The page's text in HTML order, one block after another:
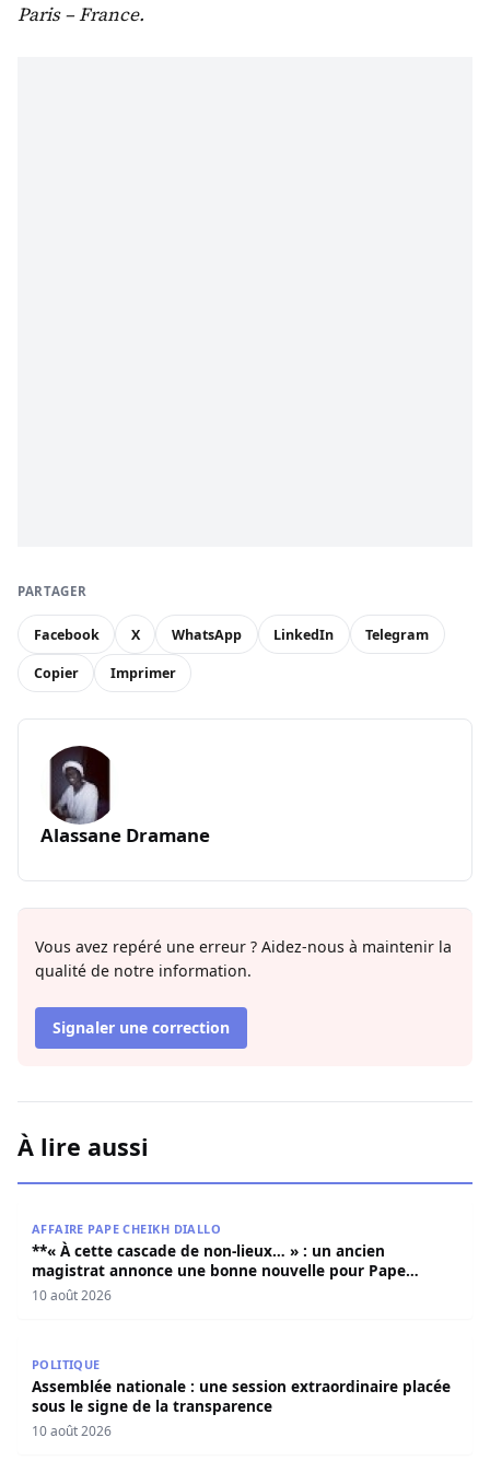
Paris – France.
PARTAGER
Facebook X WhatsApp LinkedIn Telegram
Copier Imprimer
Alassane Dramane
Vous avez repéré une erreur ? Aidez-nous à maintenir la
qualité de notre information.
Signaler une correction
À lire aussi
AFFAIRE PAPE CHEIKH DIALLO
**« À cette cascade de non-lieux… » : un ancien
magistrat annonce une bonne nouvelle pour Pape
Cheikh Diallo et Cie**
10 août 2026
POLITIQUE
Assemblée nationale : une session extraordinaire placée
sous le signe de la transparence
10 août 2026